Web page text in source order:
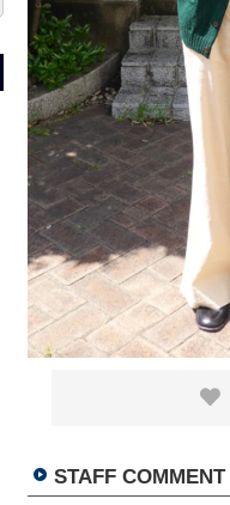
STAFF COMMENT